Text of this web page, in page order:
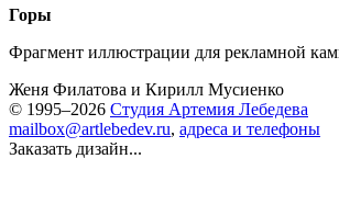
Горы
Фрагмент иллюстрации для рекламной
Женя Филатова и Кирилл Мусиенко
© 1995–2026 Студия Артемия Лебедева
mailbox@artlebedev.ru, адреса и телефоны
Заказать дизайн...